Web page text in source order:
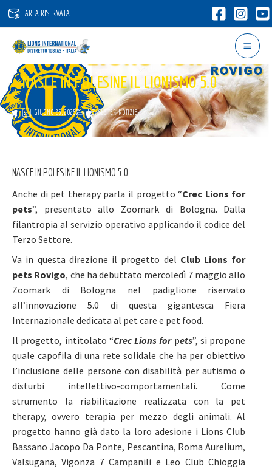
Vai
contenuto
AREA RISERVATA
NASCE IN POLESINE IL LIONISMO 5.0
GIUGNO 25, 2025 NEWSLETTER,NOTIZIE
NASCE IN POLESINE IL LIONISMO 5.0
Anche di pet therapy parla il progetto “Crec Lions for
pets”, presentato allo Zoomark di Bologna. Dalla
filantropia al servizio operativo applicando il codice del
Terzo Settore.
Va in questa direzione il progetto del Club Lions for
pets Rovigo, che ha debuttato mercoledì 7 maggio allo
Zoomark di Bologna nel padiglione riservato
all’innovazione 5.0 di questa gigantesca Fiera
Internazionale dedicata al pet care e pet food.
Il progetto, intitolato “Crec Lions for pets”, si propone
quale capofila di una rete solidale che ha per obiettivo
l’inclusione delle persone con disabilità per autismo o
disturbi intellettivo-comportamentali. Come
strumento la riabilitazione realizzata con la pet
therapy, ovvero terapia per mezzo degli animali. Al
progetto hanno già dato la loro adesione i Lions Club
Bassano Jacopo Da Ponte, Pescantina, Roma Aurelium,
Valsugana, Vigonza 7 Campanili e Leo Club Chioggia